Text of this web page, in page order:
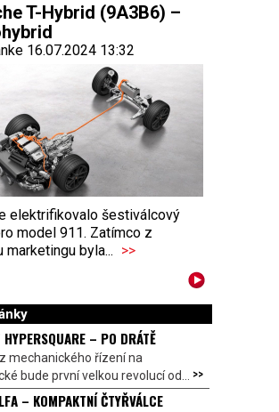
T-Hybrid (9A3B6) –
16.07.2024 13:32
elektrifikovalo šestiválcový
model 911. Zatímco z
marketingu byla... >>
HYPERSQUARE – PO DRÁTĚ
mechanického řízení na
bude první velkou revolucí od... >>
– KOMPAKTNÍ ČTYŘVÁLCE